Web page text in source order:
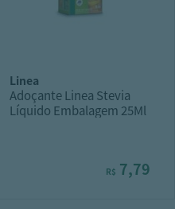
linea
Adoçante Linea Stevia
Líquido Embalagem 25Ml
R$ 7,79